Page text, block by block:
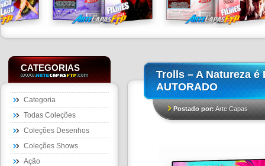
CATEGORIAS
Categoria
Todas Coleções
Coleções Desenhos
Coleções Shows
Ação
Trolls – A Natureza é
AUTORADO
Postado por:Arte Capas